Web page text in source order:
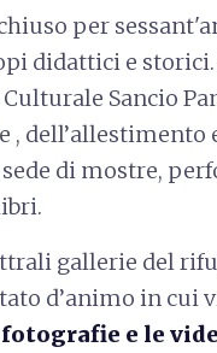
per
didattici e
Sancio
dell’allestimento
sede di mostre,
gallerie del
d’animo in cui
e le